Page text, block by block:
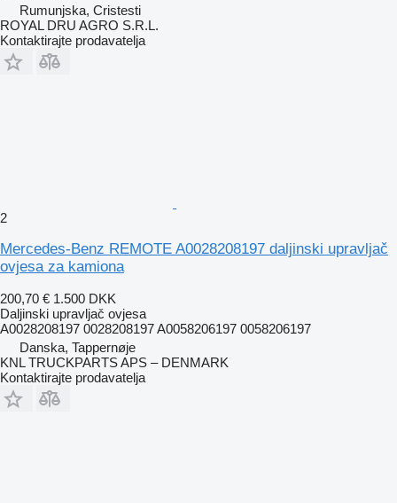
Rumunjska, Cristesti
ROYAL DRU AGRO S.R.L.
Kontaktirajte prodavatelja
2
Mercedes-Benz REMOTE A0028208197 daljinski upravljač
ovjesa za kamiona
200,70 € 1.500 DKK
Daljinski upravljač ovjesa
A0028208197 0028208197 A0058206197 0058206197
Danska, Tappernøje
KNL TRUCKPARTS APS – DENMARK
Kontaktirajte prodavatelja